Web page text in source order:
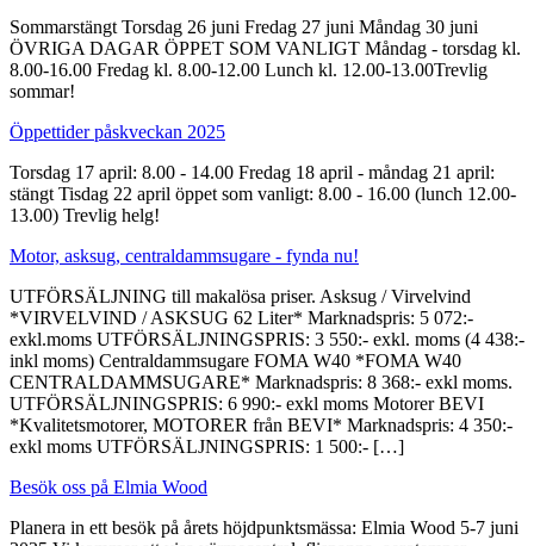
Sommarstängt Torsdag 26 juni Fredag 27 juni Måndag 30 juni
ÖVRIGA DAGAR ÖPPET SOM VANLIGT Måndag - torsdag kl.
8.00-16.00 Fredag kl. 8.00-12.00 Lunch kl. 12.00-13.00Trevlig
sommar!
Öppettider påskveckan 2025
Torsdag 17 april: 8.00 - 14.00 Fredag 18 april - måndag 21 april:
stängt Tisdag 22 april öppet som vanligt: 8.00 - 16.00 (lunch 12.00-
13.00) Trevlig helg!
Motor, asksug, centraldammsugare - fynda nu!
UTFÖRSÄLJNING till makalösa priser. Asksug / Virvelvind
*VIRVELVIND / ASKSUG 62 Liter* Marknadspris: 5 072:-
exkl.moms UTFÖRSÄLJNINGSPRIS: 3 550:- exkl. moms (4 438:-
inkl moms) Centraldammsugare FOMA W40 *FOMA W40
CENTRALDAMMSUGARE* Marknadspris: 8 368:- exkl moms.
UTFÖRSÄLJNINGSPRIS: 6 990:- exkl moms Motorer BEVI
*Kvalitetsmotorer, MOTORER från BEVI* Marknadspris: 4 350:-
exkl moms UTFÖRSÄLJNINGSPRIS: 1 500:- […]
Besök oss på Elmia Wood
Planera in ett besök på årets höjdpunktsmässa: Elmia Wood 5-7 juni